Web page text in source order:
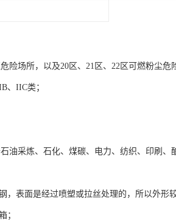
场所，以及20区、21区、22区可燃粉尘危
、IIC类；
油采炼、石化、煤碳、电力、纺织、印刷、
，表面是经过喷塑或拉丝处理的，所以外形较
；